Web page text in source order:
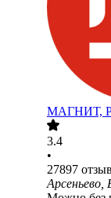
МАГНИТ,
3.4
•
27897
Арсеньево,